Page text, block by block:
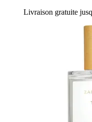
Livraison gratuite